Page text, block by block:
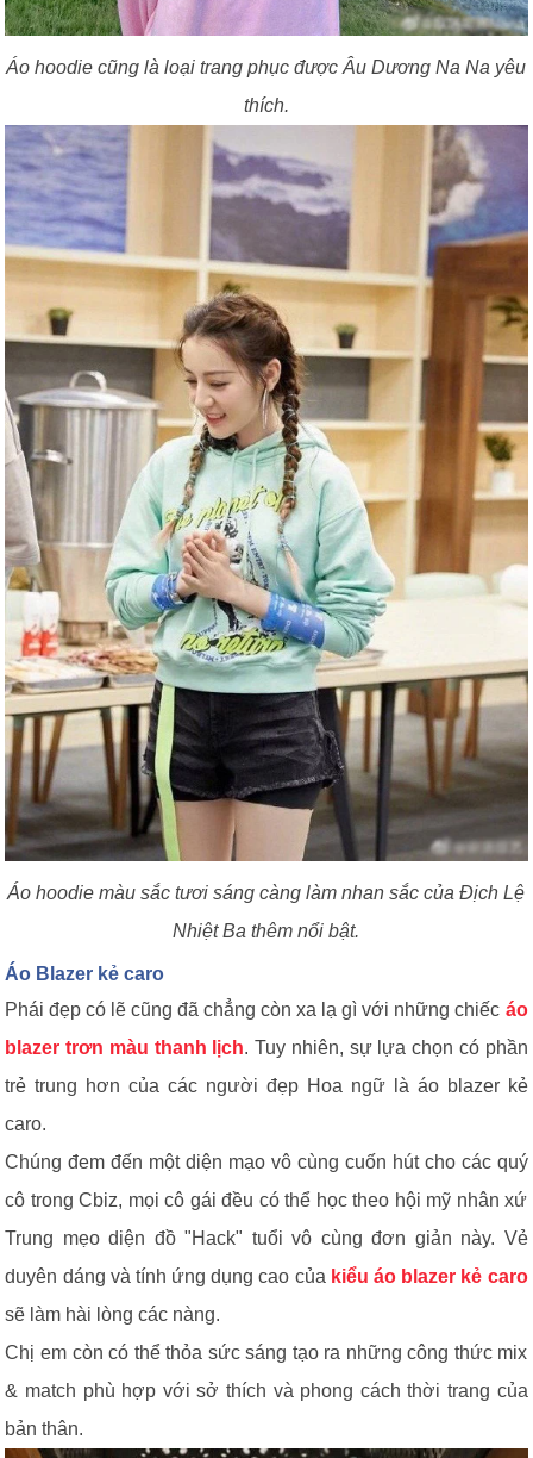
Áo hoodie cũng là loại trang phục được Âu Dương Na Na yêu
thích.
Áo hoodie màu sắc tươi sáng càng làm nhan sắc của Địch Lệ
Nhiệt Ba thêm nổi bật.
Áo Blazer kẻ caro
Phái đẹp có lẽ cũng đã chẳng còn xa lạ gì với những chiếc áo
blazer trơn màu thanh lịch. Tuy nhiên, sự lựa chọn có phần
trẻ trung hơn của các người đẹp Hoa ngữ là áo blazer kẻ
caro.
Chúng đem đến một diện mạo vô cùng cuốn hút cho các quý
cô trong Cbiz, mọi cô gái đều có thể học theo hội mỹ nhân xứ
Trung mẹo diện đồ "Hack" tuổi vô cùng đơn giản này. Vẻ
duyên dáng và tính ứng dụng cao của kiểu áo blazer kẻ caro
sẽ làm hài lòng các nàng.
Chị em còn có thể thỏa sức sáng tạo ra những công thức mix
& match phù hợp với sở thích và phong cách thời trang của
bản thân.